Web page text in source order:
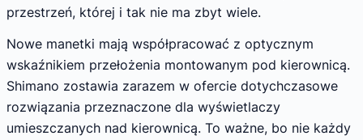
przestrzeń, której i tak nie ma zbyt wiele.
Nowe manetki mają współpracować z optycznym
wskaźnikiem przełożenia montowanym pod kierownicą.
Shimano zostawia zarazem w ofercie dotychczasowe
rozwiązania przeznaczone dla wyświetlaczy
umieszczanych nad kierownicą. To ważne, bo nie każdy